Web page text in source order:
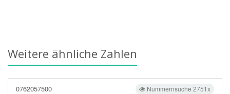
Weitere ähnliche Zahlen
Nummernsuche 2751x
0762057500